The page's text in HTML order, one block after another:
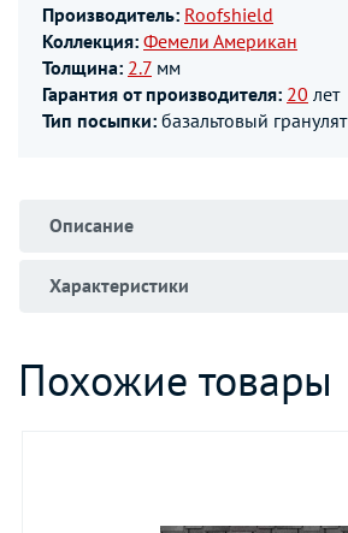
Производитель: Roofshield
Коллекция: Фемели Американ
Толщина: 2.7 мм
Гарантия от производителя: 20 лет
Тип посыпки: базальтовый гранулят
Описание
Характеристики
Похожие товары